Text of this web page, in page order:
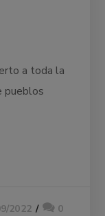
a toda la
pueblos
2022 0